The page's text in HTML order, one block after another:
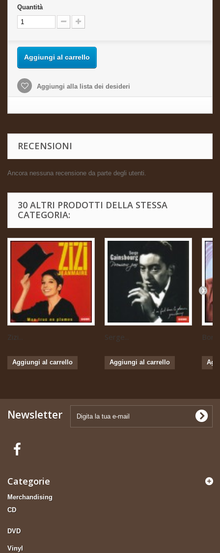
Quantità
Aggiungi al carrello
Aggiungi alla lista dei desideri
RECENSIONI
Ancora nessuna recensione da parte degli utenti.
30 ALTRI PRODOTTI DELLA STESSA
CATEGORIA:
Zizi...
Aggiungi al carrello
Serge...
Aggiungi al carrello
Newsletter
Categorie
Merchandising
CD
DVD
Vinyl